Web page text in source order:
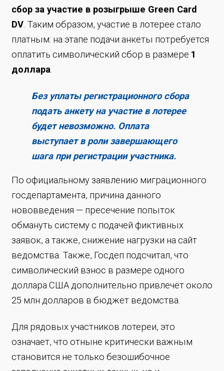
сбор за участие в розыгрыше Green Card
DV. Таким образом, участие в лотерее стало
платным: на этапе подачи анкеты потребуется
оплатить символический сбор в размере 1
доллара
Без уплаты регистрационного сбора
подать анкету на участие в лотерее
будет невозможно. Оплата
выступает в роли завершающего
шага при регистрации участника.
По официальному заявлению миграционного
госдепартамента, причина данного
нововведения — пресечение попыток
обмануть систему с подачей фиктивных
заявок, а также, снижение нагрузки на сайт
ведомства. Также, Госдеп подсчитал, что
символический взнос в размере одного
доллара США дополнительно привлечёт около
25 млн долларов в бюджет ведомства.
Для рядовых участников лотереи, это
означает, что отныне критически важным
становится не только безошибочное